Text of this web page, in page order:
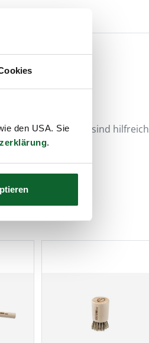
den USA. Sie
.
eine Fellbürste sind